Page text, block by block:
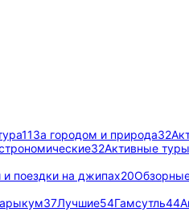
11За городом и природа32
32Активные туры
и поездки на джипах20
37Лучшие54Гамсутль44